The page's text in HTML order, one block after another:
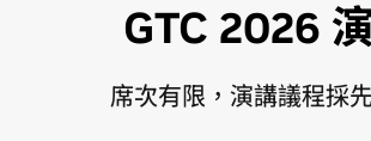
GTC 2026
席次有限，演講議程採